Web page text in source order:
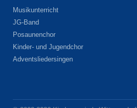
Musikunterricht
JG-Band
Posaunenchor
Kinder- und Jugendchor
Adventsliedersingen